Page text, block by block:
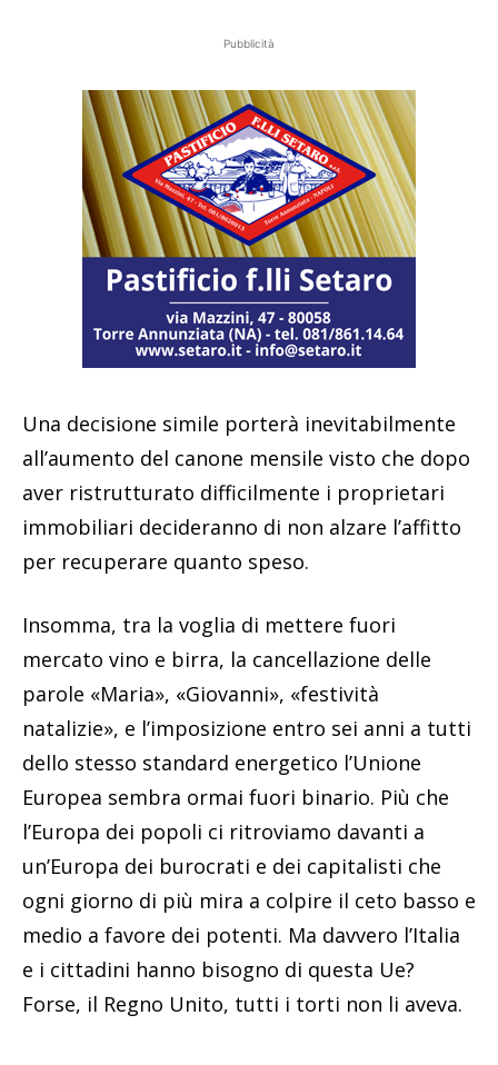
Pubblicità
Una decisione simile porterà inevitabilmente
all’aumento del canone mensile visto che dopo
aver ristrutturato difficilmente i proprietari
immobiliari decideranno di non alzare l’affitto
per recuperare quanto speso.
Insomma, tra la voglia di mettere fuori
mercato vino e birra, la cancellazione delle
parole «Maria», «Giovanni», «festività
natalizie», e l’imposizione entro sei anni a tutti
dello stesso standard energetico l’Unione
Europea sembra ormai fuori binario. Più che
l’Europa dei popoli ci ritroviamo davanti a
un’Europa dei burocrati e dei capitalisti che
ogni giorno di più mira a colpire il ceto basso e
medio a favore dei potenti. Ma davvero l’Italia
e i cittadini hanno bisogno di questa Ue?
Forse, il Regno Unito, tutti i torti non li aveva.